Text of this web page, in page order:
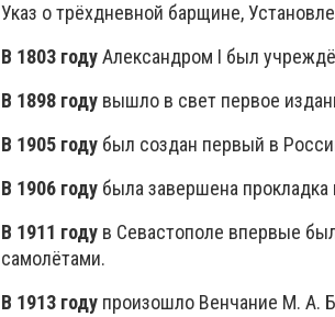
Указ о трёхдневной барщине,
В 1803 годуАлександром I был
В 1898 году вышло в свет первое
В 1905 году был создан первый в
В 1906 году была завершена
В 1911 году в Севастополе впервые
самолётами.
В 1913 году произошло Венчание М. А.